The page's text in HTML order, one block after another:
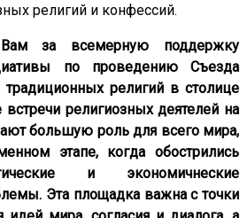
религий и конфессий.
за всемерную поддержку
по проведению Съезда
религий в столице
религиозных деятелей на
большую роль для всего мира,
этапе, когда обострились
и экономичнеские
Эта площадка важна с точки